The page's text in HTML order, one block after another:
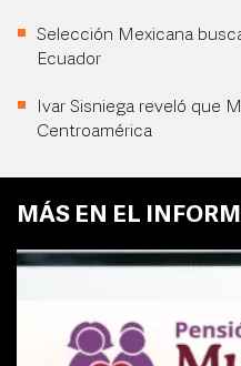
Selección Mexicana
Ecuador
Ivar Sisniega reveló que
Centroamérica
MÁS EN EL